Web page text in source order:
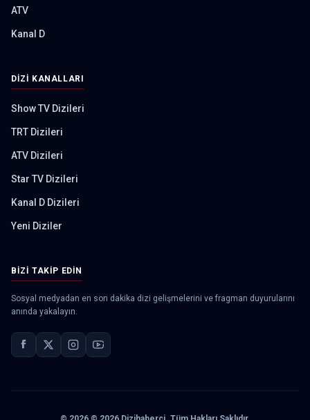
ATV
Kanal D
DIZI KANALLARI
Show TV Dizileri
TRT Dizileri
ATV Dizileri
Star TV Dizileri
Kanal D Dizileri
Yeni Diziler
BIZI TAKIP EDIN
Sosyal medyadan en son dakika dizi gelişmelerini ve fragman duyurularını
anında yakalayın.